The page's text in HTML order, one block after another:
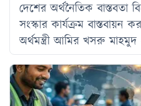
দেশের অর্থনৈতিক বাস্তবতা
সংস্কার কার্যক্রম বাস্তবায়ন
অর্থমন্ত্রী আমির খসরু
রাতারাতি বড় ধরনের
বিষয়ে আন্তর্জাতিক মুদ্রা
সরকারের অবস্থানের সঙ্গে একমত